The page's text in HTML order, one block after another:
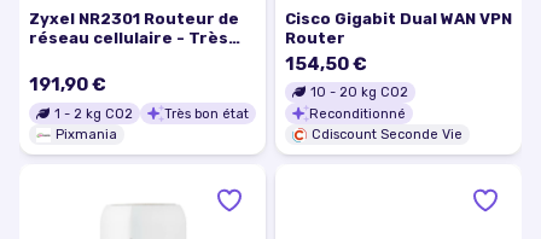
Zyxel NR2301 Routeur de
réseau cellulaire - Très
191,90 €
1 - 2 kg CO2
Très bon état
Pixmania
Cisco Gigabit Dual WAN VPN
Router
154,50 €
10 - 20 kg CO2
Reconditionné
Cdiscount Seconde Vie